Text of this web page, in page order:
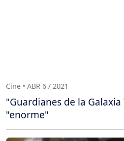
Cine • ABR 6 / 2021
"Guardianes de la Galaxia
"enorme"